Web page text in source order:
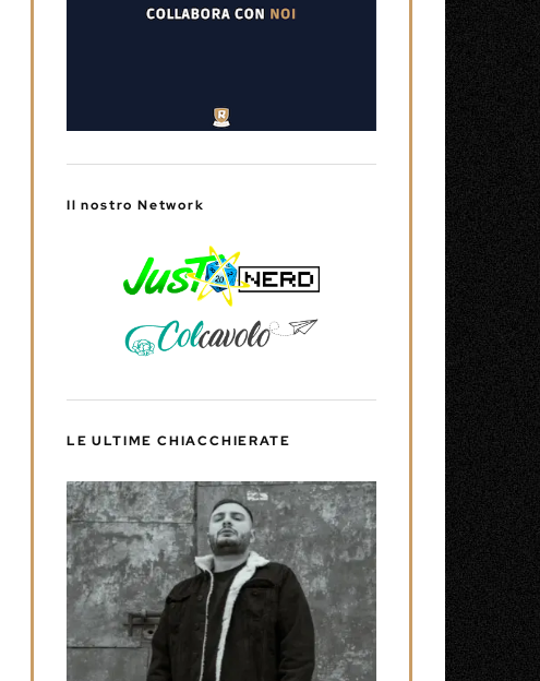
Il nostro Network
LE ULTIME CHIACCHIERATE